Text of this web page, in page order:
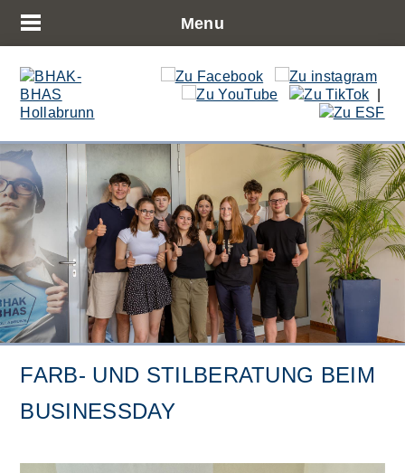
Menu
|
FARB- UND STILBERATUNG BEIM
BUSINESSDAY